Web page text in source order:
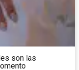
son las